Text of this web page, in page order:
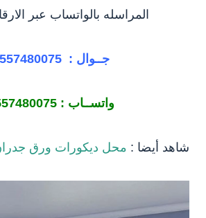
المراسله بالواتساب عبر
جــوال :
واتســاب :
شاهد أيضا : محل ديكورات ورق